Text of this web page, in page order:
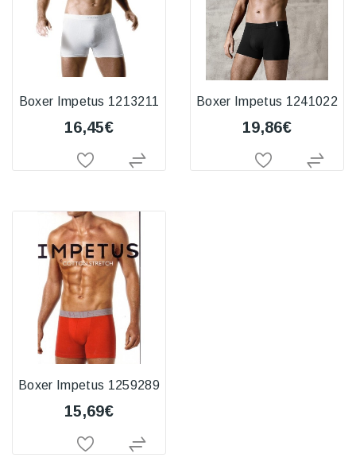
Boxer Impetus 1213211
16,45€
Boxer Impetus 1241022
19,86€
Boxer Impetus 1259289
15,69€